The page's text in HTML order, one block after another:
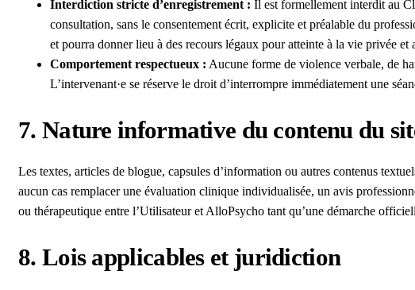
Interdiction stricte d’enregistrement : Il est formellement interdit au
consultation, sans le consentement écrit, explicite et préalable du
et pourra donner lieu à des recours légaux pour atteinte à la vie privée et
Comportement respectueux : Aucune forme de violence verbale, de
L’intervenant·e se réserve le droit d’interrompre immédiatement une
7. Nature informative du contenu du
Les textes, articles de blogue, capsules d’information ou autres contenus
aucun cas remplacer une évaluation clinique individualisée, un avis
ou thérapeutique entre l’Utilisateur et AlloPsycho tant qu’une démarche
8. Lois applicables et juridiction